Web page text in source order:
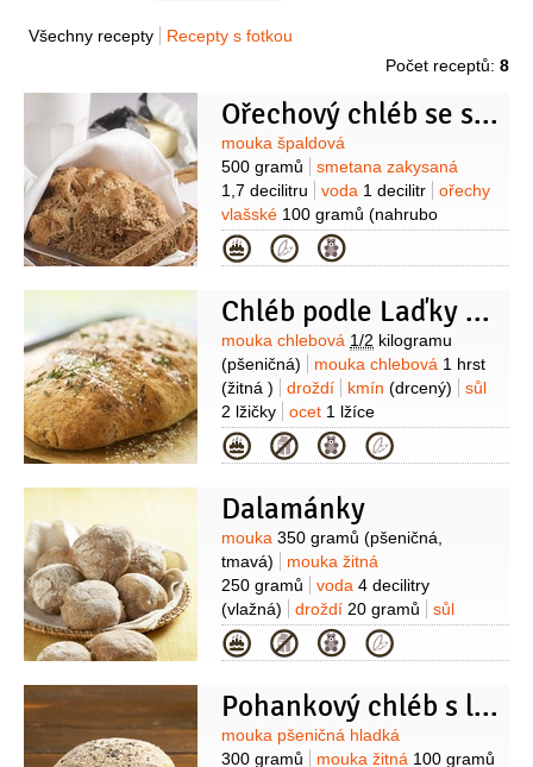
Všechny recepty
Recepty s fotkou
Počet receptů: 8
Ořechový chléb se smetanou
Suroviny
mouka špaldová
500 gramů
smetana zakysaná
1,7 decilitru
voda 1 decilitr
ořechy
vlašské 100 gramů (nahrubo
drcené)
droždí
20 gramů
tymián4 snítky
sůl
Kategorie
Chléb podle Laďky Něrgešové
Suroviny
mouka chlebová 1/2 kilogramu
(pšeničná)
mouka chlebová 1 hrst
(žitná )
droždí kmín (drcený)
sůl
2 lžičky
ocet 1 lžíce
Kategorie
Dalamánky
Suroviny
mouka 350 gramů (pšeničná,
tmavá)
mouka žitná
250 gramů
voda 4 decilitry
(vlažná)
droždí 20 gramů
sůl
1/2lžičky mouka (na vál)
Kategorie
Pohankový chléb s lněnými semínky
Suroviny
mouka pšeničná hladká
300 gramů
mouka žitná 100 gramů